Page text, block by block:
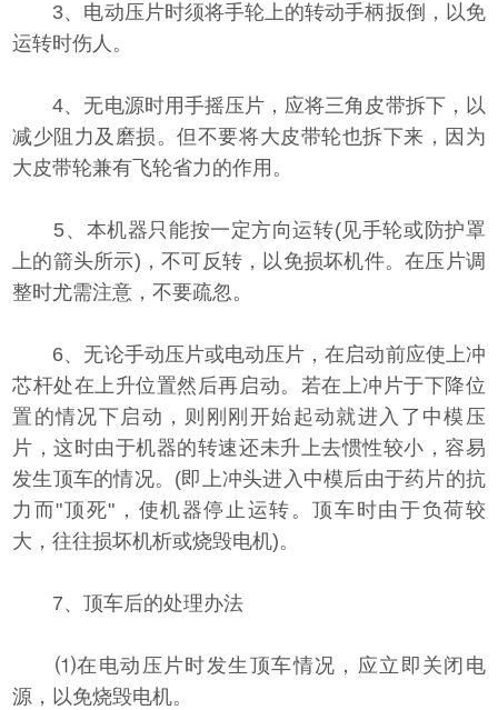
3、电动压片时须将手轮上的转动手柄扳倒，以免
运转时伤人。
4、无电源时用手摇压片，应将三角皮带拆下，以
减少阻力及磨损。但不要将大皮带轮也拆下来，因为
大皮带轮兼有飞轮省力的作用。
5、本机器只能按一定方向运转(见手轮或防护罩
上的箭头所示)，不可反转，以免损坏机件。在压片调
整时尤需注意，不要疏忽。
6、无论手动压片或电动压片，在启动前应使上冲
芯杆处在上升位置然后再启动。若在上冲片于下降位
置的情况下启动，则刚刚开始起动就进入了中模压
片，这时由于机器的转速还未升上去惯性较小，容易
发生顶车的情况。(即上冲头进入中模后由于药片的抗
力而"顶死"，使机器停止运转。顶车时由于负荷较
大，往往损坏机析或烧毁电机)。
7、顶车后的处理办法
⑴在电动压片时发生顶车情况，应立即关闭电
源，以免烧毁电机。